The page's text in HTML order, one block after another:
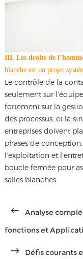
III. Les droits de
blanche est un projet
Le contrôle de la
seulement sur
fortement sur la
des processus, et la
entreprises doivent
phases de
l’exploitation et
boucle fermée pour
salles blanches.
Analyse
fonctions et
Défis courants